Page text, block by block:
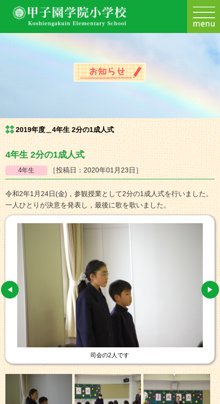
2019年度＿4年生 2分の1成人式
4年生 2分の1成人式
［投稿日：2020年01月23日］
令和2年1月24日(金)，参観授業として2分の1成人式を行いました。
一人ひとりが決意を発表し，最後に歌を歌いました。
司会の2人です